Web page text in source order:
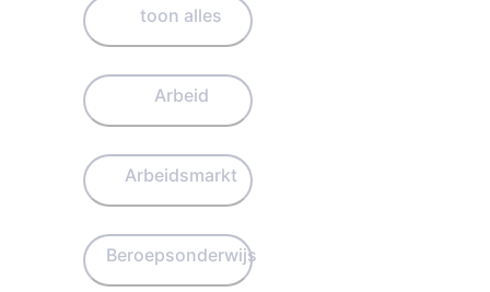
toon alles
Arbeid
Arbeidsmarkt
Beroepsonderwijs